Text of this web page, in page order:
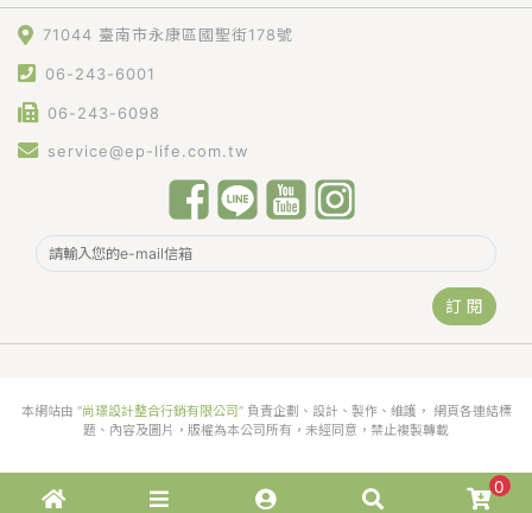
0
71044 臺南市永康區國聖街178號
06-243-6001
06-243-6098
service@ep-life.com.tw
訂 閱
本網站由 “尚璟設計整合行銷有限公司” 負責企劃、設計、製作、維護， 網頁各連結標
題、內容及圖片，版權為本公司所有，未經同意，禁止複製轉載